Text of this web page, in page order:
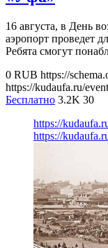
16 августа, в День
аэропорт проведет
Ребята смогут
0 RUB https://
https://kudaufa.ru/
Бесплатно 3.2K 30
https://
https://